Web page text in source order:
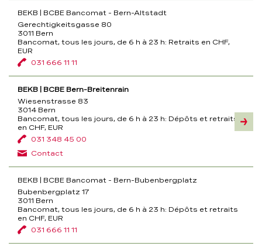
BEKB | BCBE Bancomat - Bern-Altstadt
Gerechtigkeitsgasse 80
3011 Bern
Bancomat, tous les jours, de 6 h à 23 h: Retraits en CHF,
EUR
031 666 11 11
BEKB | BCBE Bern-Breitenrain
Wiesenstrasse 83
3014 Bern
Bancomat, tous les jours, de 6 h à 23 h: Dépôts et retraits
en CHF, EUR
031 348 45 00
Contact
BEKB | BCBE Bancomat - Bern-Bubenbergplatz
Bubenbergplatz 17
3011 Bern
Bancomat, tous les jours, de 6 h à 23 h: Dépôts et retraits
en CHF, EUR
031 666 11 11